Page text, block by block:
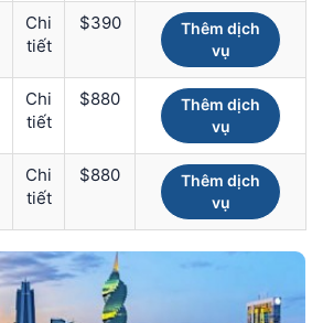
Chi
tiết
$390
Thêm dịch
vụ
Chi
tiết
$880
Thêm dịch
vụ
Chi
tiết
$880
Thêm dịch
vụ